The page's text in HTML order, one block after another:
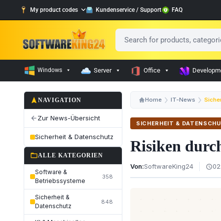
My product codes Kundenservice / Support FAQ
Windows Server Office
navigation NAVIGATION
arrow_back Zur News-Übersicht
Sicherheit & Datenschutz
folder_openALLE KATEGORIEN
Software &
Betriebssysteme
358
Sicherheit &
Datenschutz
848
Home IT-News
SICHERHEIT &
Risiken
Von:SoftwareKing24 schedule